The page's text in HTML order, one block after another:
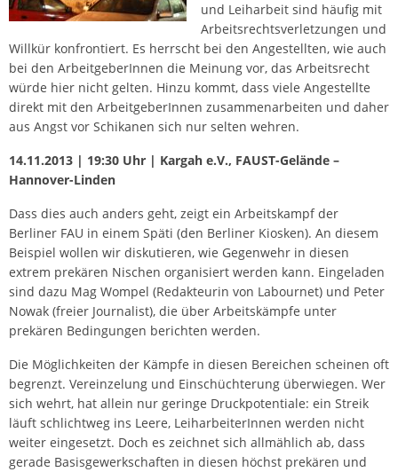
und Leiharbeit sind häufig mit
Arbeitsrechtsverletzungen und
Willkür konfrontiert. Es herrscht bei den Angestellten, wie auch
bei den ArbeitgeberInnen die Meinung vor, das Arbeitsrecht
würde hier nicht gelten. Hinzu kommt, dass viele Angestellte
direkt mit den ArbeitgeberInnen zusammenarbeiten und daher
aus Angst vor Schikanen sich nur selten wehren.
14.11.2013 | 19:30 Uhr | Kargah e.V., FAUST-Gelände –
Hannover-Linden
Dass dies auch anders geht, zeigt ein Arbeitskampf der
Berliner FAU in einem Späti (den Berliner Kiosken). An diesem
Beispiel wollen wir diskutieren, wie Gegenwehr in diesen
extrem prekären Nischen organisiert werden kann. Eingeladen
sind dazu Mag Wompel (Redakteurin von Labournet) und Peter
Nowak (freier Journalist), die über Arbeitskämpfe unter
prekären Bedingungen berichten werden.
Die Möglichkeiten der Kämpfe in diesen Bereichen scheinen oft
begrenzt. Vereinzelung und Einschüchterung überwiegen. Wer
sich wehrt, hat allein nur geringe Druckpotentiale: ein Streik
läuft schlichtweg ins Leere, LeiharbeiterInnen werden nicht
weiter eingesetzt. Doch es zeichnet sich allmählich ab, dass
gerade Basisgewerkschaften in diesen höchst prekären und